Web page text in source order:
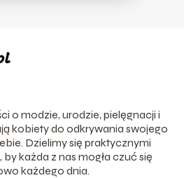
o modzie, urodzie, pielęgnacji i
kobiety do odkrywania swojego
Dzielimy się praktycznymi
każda z nas mogła czuć się
każdego dnia.